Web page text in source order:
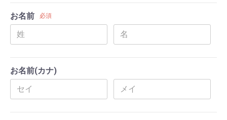
お名前 必須
お名前(カナ)